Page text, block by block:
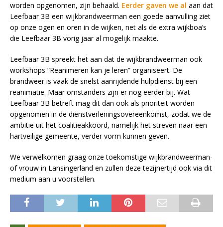
worden opgenomen, zijn behaald. Eerder gaven we al aan dat
Leefbaar 3B een wijkbrandweerman een goede aanvulling ziet
op onze ogen en oren in de wijken, net als de extra wijkboa’s
die Leefbaar 3B vorig jaar al mogelijk maakte.
Leefbaar 3B spreekt het aan dat de wijkbrandweerman ook
workshops “Reanimeren kan je leren” organiseert. De
brandweer is vaak de snelst aanrijdende hulpdienst bij een
reanimatie. Maar omstanders zijn er nog eerder bij. Wat
Leefbaar 3B betreft mag dit dan ook als prioriteit worden
opgenomen in de dienstverleningsovereenkomst, zodat we de
ambitie uit het coalitieakkoord, namelijk het streven naar een
hartveilige gemeente, verder vorm kunnen geven.
We verwelkomen graag onze toekomstige wijkbrandweerman-
of vrouw in Lansingerland en zullen deze tezijnertijd ook via dit
medium aan u voorstellen.